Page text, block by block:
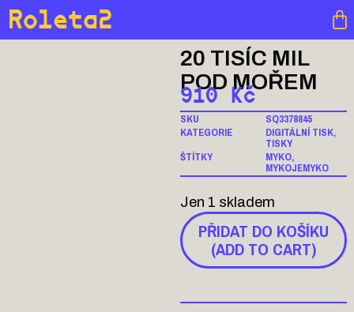
Roleta2
20 TISÍC MIL
POD MOŘEM
910 Kč
SKU
SQ3378845
KATEGORIE
DIGITÁLNÍ TISK,
TISKY
ŠTÍTKY
MYKO,
MYKOJEMYKO
Jen 1 skladem
PŘIDAT DO KOŠÍKU
(ADD TO CART)